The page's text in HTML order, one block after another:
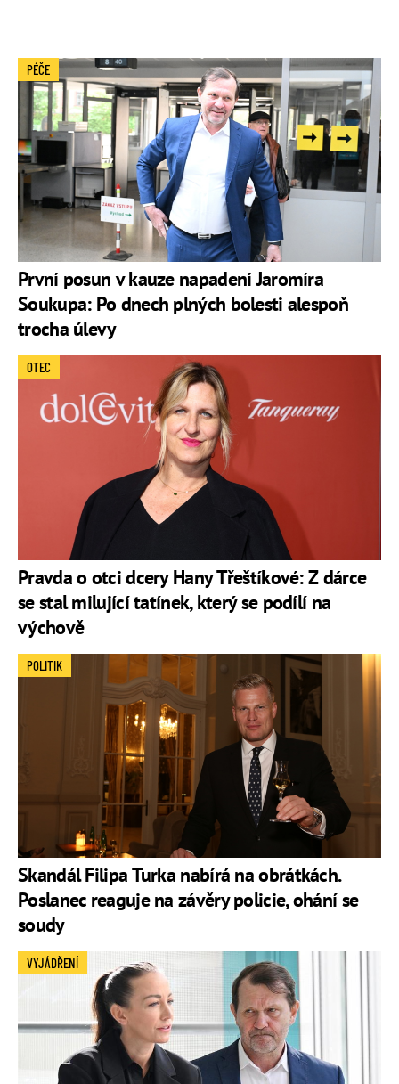
První posun v kauze napadení Jaromíra
Soukupa: Po dnech plných bolesti alespoň
trocha úlevy
PÉČE
Pravda o otci dcery Hany Třeštíkové: Z dárce
se stal milující tatínek, který se podílí na
výchově
OTEC
Skandál Filipa Turka nabírá na obrátkách.
Poslanec reaguje na závěry policie, ohání se
soudy
POLITIK
VYJÁDŘENÍ